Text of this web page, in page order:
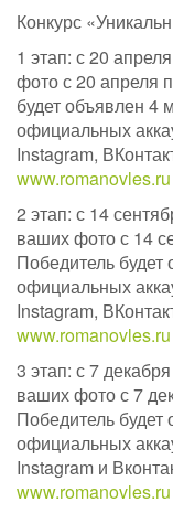
Конкурс
1 этап: с 20
фото с 20 апреля
будет объявлен 4
официальных
Instagram,
www.romanovles.ru
2 этап: с 14
ваших фото с 14
Победитель будет
официальных
Instagram,
www.romanovles.ru
3 этап: с 7
ваших фото с 7
Победитель
официальных
Instagram и
www.romanovles.ru